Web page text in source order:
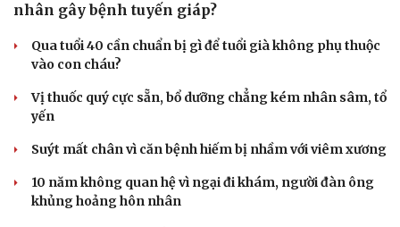
nhân gây bệnh tuyến giáp?
Qua tuổi 40 cần chuẩn bị gì để tuổi già không phụ thuộc
vào con cháu?
Vị thuốc quý cực sẵn, bổ dưỡng chẳng kém nhân sâm, tổ
yến
Suýt mất chân vì căn bệnh hiếm bị nhầm với viêm xương
10 năm không quan hệ vì ngại đi khám, người đàn ông
khủng hoảng hôn nhân